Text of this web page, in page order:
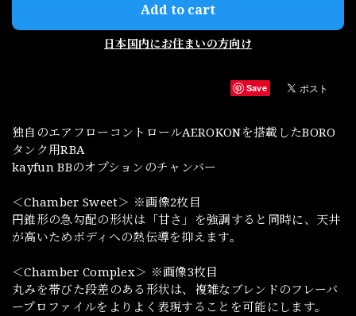
Add to cart
日本国内にお住まいの方向け
Save
独自のエアフローコントロールAEROKONを搭載したBORO
タンク用RBA
kayfun BBのオプションのチャンバー
＜Chamber Sweet＞ ※画像2枚目
円錐形の急勾配の形状は「甘さ」を強調すると同時に、天井
が高いためボディへの熱伝導を抑えます。
＜Chamber Complex＞ ※画像3枚目
丸みを帯びた段差のある形状は、複雑なブレンドのフレーバ
ープロファイルをよりよく表現することを可能にします。